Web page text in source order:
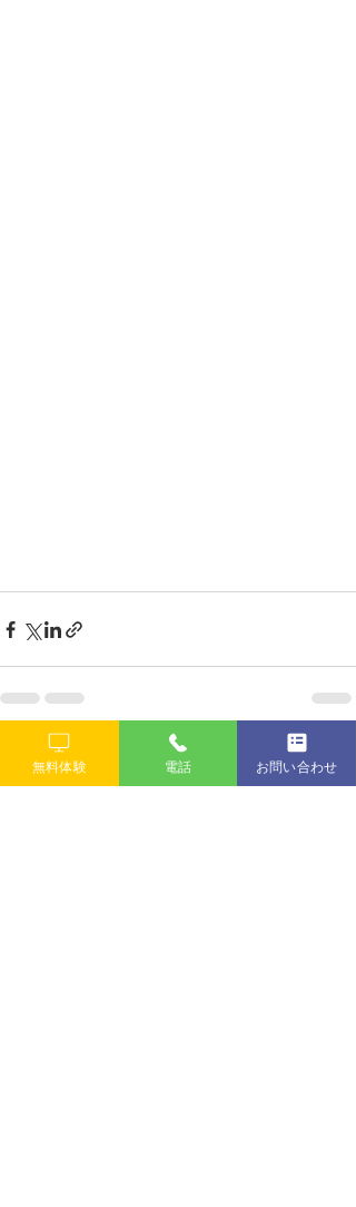
最新記事 すべて表示
無料体験 電話 お問い合わせ